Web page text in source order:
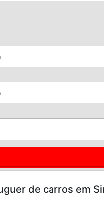
de carros em